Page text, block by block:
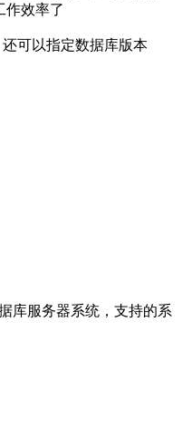
作效率了
可以指定数据库版本
库服务器系统，支持的系